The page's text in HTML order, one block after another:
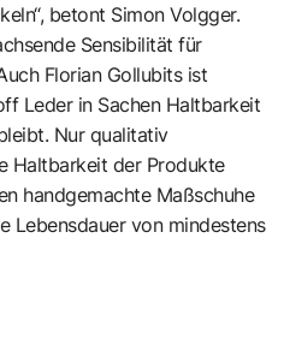
betont Simon Volgger.
Sensibilität für
Florian Gollubits ist
Leder in Sachen Haltbarkeit
Nur qualitativ
Haltbarkeit der Produkte
handgemachte Maßschuhe
Lebensdauer von mindestens